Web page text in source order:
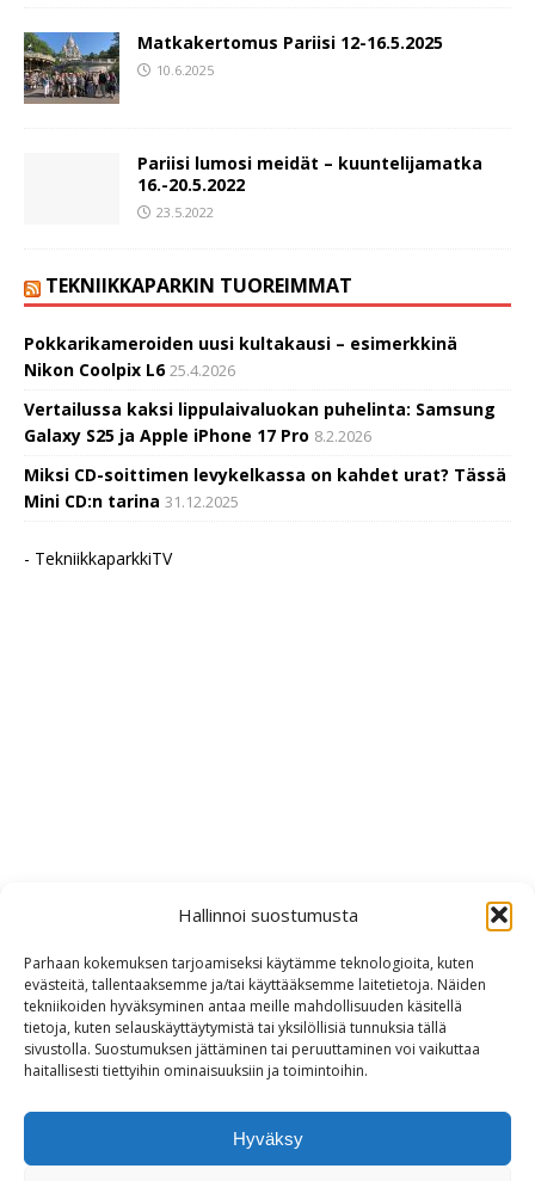
Hallinnoi suostumusta
Parhaan kokemuksen tarjoamiseksi käytämme teknologioita, kuten
evästeitä, tallentaaksemme ja/tai käyttääksemme laitetietoja. Näiden
tekniikoiden hyväksyminen antaa meille mahdollisuuden käsitellä
tietoja, kuten selauskäyttäytymistä tai yksilöllisiä tunnuksia tällä
sivustolla. Suostumuksen jättäminen tai peruuttaminen voi vaikuttaa
haitallisesti tiettyihin ominaisuuksiin ja toimintoihin.
Hyväksy
Matkakertomus Pariisi 12-16.5.2025
10.6.2025
Pariisi lumosi meidät – kuuntelijamatka
16.-20.5.2022
23.5.2022
TEKNIIKKAPARKIN TUOREIMMAT
Pokkarikameroiden uusi kultakausi – esimerkkinä
Nikon Coolpix L6 25.4.2026
Vertailussa kaksi lippulaivaluokan puhelinta: Samsung
Galaxy S25 ja Apple iPhone 17 Pro 8.2.2026
Miksi CD-soittimen levykelkassa on kahdet urat? Tässä
Mini CD:n tarina 31.12.2025
- TekniikkaparkkiTV